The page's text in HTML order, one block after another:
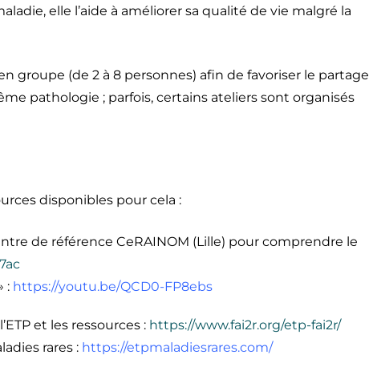
elle l’aide à améliorer sa qualité de vie malgré la
groupe (de 2 à 8 personnes) afin de favoriser le partage
pathologie ; parfois, certains ateliers sont organisés
disponibles pour cela :
de référence CeRAINOM (Lille) pour comprendre le
: https://youtu.be/QCD0-FP8ebs
et les ressources : https://www.fai2r.org/etp-fai2r/
rares : https://etpmaladiesrares.com/